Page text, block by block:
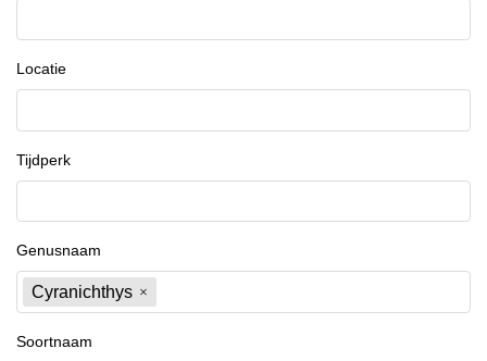
Locatie
Tijdperk
Genusnaam
Cyranichthys
Soortnaam